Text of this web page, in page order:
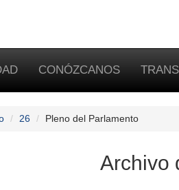
CONÓZCANOS
26 Pleno del Parlamento
Archivo